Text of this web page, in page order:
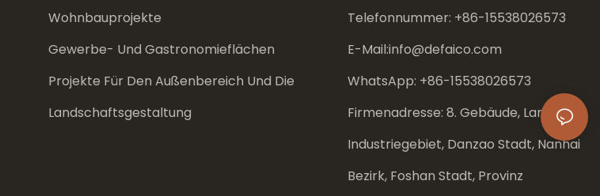
Wohnbauprojekte
Gewerbe- Und Gastronomieflächen
Projekte Für Den Außenbereich Und Die
Landschaftsgestaltung
Telefonnummer: +86-15538026573
E-Mail:info@defaico.com
WhatsApp: +86-15538026573
Firmenadresse: 8. Gebäude, Langxin
Industriegebiet, Danzao Stadt, Nanhai
Bezirk, Foshan Stadt, Provinz